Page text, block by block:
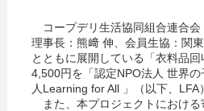
コープデリ生活協同組合連合会
理事長：熊﨑 伸、会員生協：関
とともに展開している「衣料品
4,500円を「認定NPO法人 世界
人Learning for All 」（以下、LFA
また、本プロジェクトにおける